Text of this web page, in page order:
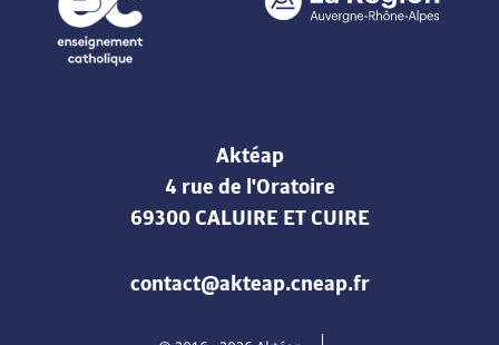
Aktéap
4 rue de l'Oratoire
69300 CALUIRE ET CUIRE
contact@akteap.cneap.fr